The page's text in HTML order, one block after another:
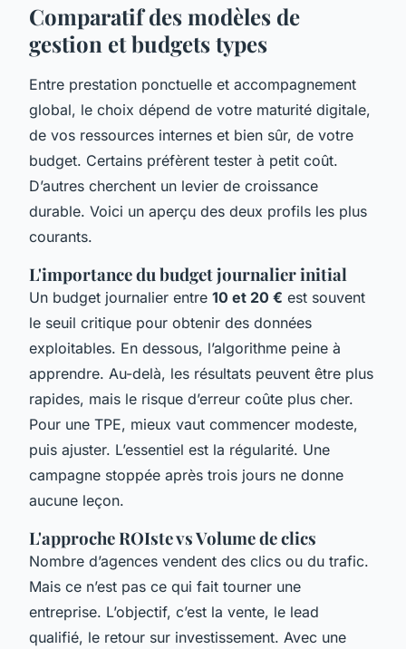
Comparatif des modèles de
gestion et budgets types
Entre prestation ponctuelle et accompagnement
global, le choix dépend de votre maturité digitale,
de vos ressources internes et bien sûr, de votre
budget. Certains préfèrent tester à petit coût.
D’autres cherchent un levier de croissance
durable. Voici un aperçu des deux profils les plus
courants.
L'importance du budget journalier initial
Un budget journalier entre 10 et 20 € est souvent
le seuil critique pour obtenir des données
exploitables. En dessous, l’algorithme peine à
apprendre. Au-delà, les résultats peuvent être plus
rapides, mais le risque d’erreur coûte plus cher.
Pour une TPE, mieux vaut commencer modeste,
puis ajuster. L’essentiel est la régularité. Une
campagne stoppée après trois jours ne donne
aucune leçon.
L'approche ROIste vs Volume de clics
Nombre d’agences vendent des clics ou du trafic.
Mais ce n’est pas ce qui fait tourner une
entreprise. L’objectif, c’est la vente, le lead
qualifié, le retour sur investissement. Avec une